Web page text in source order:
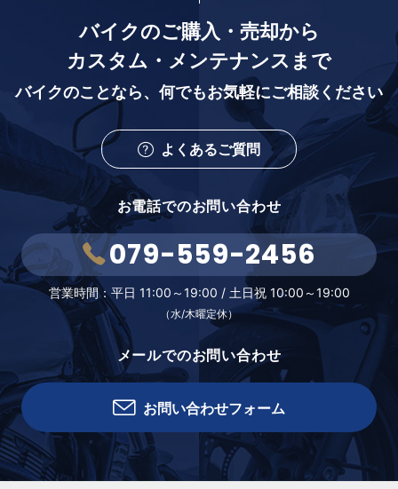
バイクのご購入・売却から
カスタム・メンテナンスまで
バイクのことなら、 何でもお気軽にご相談ください
よくあるご質問
お電話でのお問い合わせ
079-559-2456
営業時間：平日 11:00～19:00 / 土日祝 10:00～19:00
（水/木曜定休）
メールでのお問い合わせ
お問い合わせフォーム